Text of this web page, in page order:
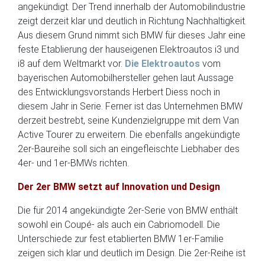
angekündigt. Der Trend innerhalb der Automobilindustrie
zeigt derzeit klar und deutlich in Richtung Nachhaltigkeit.
Aus diesem Grund nimmt sich BMW für dieses Jahr eine
feste Etablierung der hauseigenen Elektroautos i3 und
i8 auf dem Weltmarkt vor. Die Elektroautos vom
bayerischen Automobilhersteller gehen laut Aussage
des Entwicklungsvorstands Herbert Diess noch in
diesem Jahr in Serie. Ferner ist das Unternehmen BMW
derzeit bestrebt, seine Kundenzielgruppe mit dem Van
Active Tourer zu erweitern. Die ebenfalls angekündigte
2er-Baureihe soll sich an eingefleischte Liebhaber des
4er- und 1er-BMWs richten.
Der 2er BMW setzt auf Innovation und Design
Die für 2014 angekündigte 2er-Serie von BMW enthält
sowohl ein Coupé- als auch ein Cabriomodell. Die
Unterschiede zur fest etablierten BMW 1er-Familie
zeigen sich klar und deutlich im Design. Die 2er-Reihe ist